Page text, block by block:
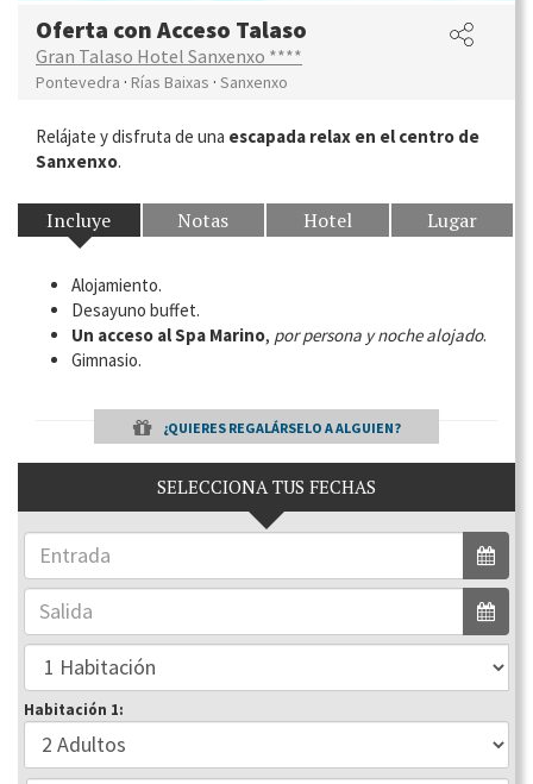
Oferta con Acceso Talaso
Gran Talaso Hotel Sanxenxo ****
Pontevedra · Rías Baixas · Sanxenxo
Relájate y disfruta de una escapada relax en el centro de
Sanxenxo.
Incluye Notas Hotel Lugar
Alojamiento.
Desayuno buffet.
Un acceso al Spa Marino, por persona y noche alojado.
Gimnasio.
¿QUIERES REGALÁRSELO A ALGUIEN?
SELECCIONA TUS FECHAS
Habitación 1: